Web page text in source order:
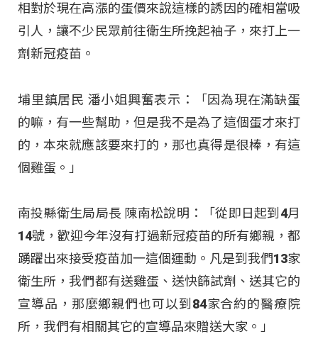
相對於現在高漲的蛋價來說這樣的誘因的確相當吸
引人，讓不少民眾前往衛生所挽起袖子，來打上一
劑新冠疫苗。
埔里鎮居民 潘小姐興奮表示：「因為現在滿缺蛋
的嘛，有一些幫助，但是我不是為了這個蛋才來打
的，本來就應該要來打的，那也真得是很棒，有這
個雞蛋。」
南投縣衛生局局長 陳南松說明：「從即日起到4月
14號，歡迎今年沒有打過新冠疫苗的所有鄉親，都
踴躍出來接受疫苗加一這個運動。凡是到我們13家
衛生所，我們都有送雞蛋、送快篩試劑、送其它的
宣導品，那麼鄉親們也可以到84家合約的醫療院
所，我們有相關其它的宣導品來贈送大家。」